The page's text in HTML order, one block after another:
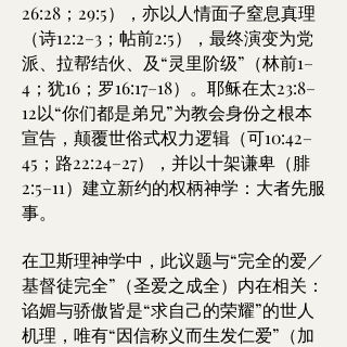
26:28；29:5），亦以人情面子窒息真理
（诗12:2–3；帖前2:5），最终演变为党
派、拉帮结伙、及“灵里阶级”（林前1–
4；犹16；罗16:17–18）。耶稣在太23:8–
12以“你们都是弟兄”为教会身份之根本
宣告，颠覆世俗式权力逻辑（可10:42–
45；路22:24–27），并以十架谦卑（腓
2:5–11）建立新约的权柄神学：大者先服
事。
在卫斯理神学中，此议题与“完全的爱／
基督徒完全”（圣爱之成全）内在相关：
谄媚与骄傲皆是“求自己的荣耀”的世人
机理，唯有“因信称义而生发仁爱”（加